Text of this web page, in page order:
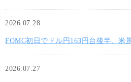
2026.07.28
FOMC初日でドル円163円台後半、米
2026.07.27